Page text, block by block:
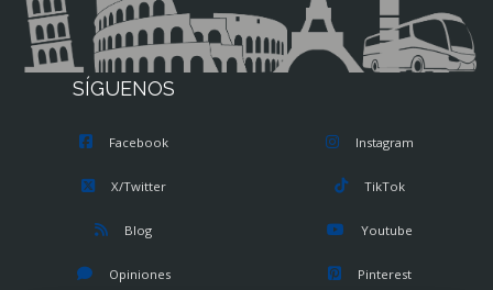
SÍGUENOS
Facebook
X/Twitter
Blog
Opiniones
Instagram
TikTok
Youtube
Pinterest